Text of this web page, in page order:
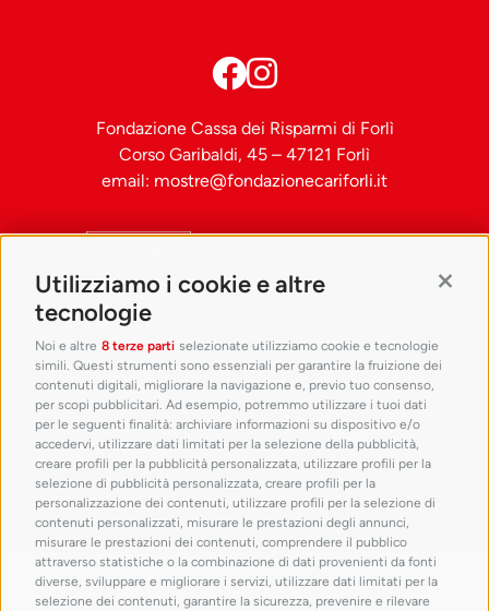
Utilizziamo i cookie e altre
tecnologie
Noi e altre 8 terze parti selezionate utilizziamo cookie e tecnologie
simili. Questi strumenti sono essenziali per garantire la fruizione dei
contenuti digitali, migliorare la navigazione e, previo tuo consenso,
per scopi pubblicitari. Ad esempio, potremmo utilizzare i tuoi dati
per le seguenti finalità: archiviare informazioni su dispositivo e/o
accedervi, utilizzare dati limitati per la selezione della pubblicità,
creare profili per la pubblicità personalizzata, utilizzare profili per la
selezione di pubblicità personalizzata, creare profili per la
personalizzazione dei contenuti, utilizzare profili per la selezione di
contenuti personalizzati, misurare le prestazioni degli annunci,
misurare le prestazioni dei contenuti, comprendere il pubblico
attraverso statistiche o la combinazione di dati provenienti da fonti
diverse, sviluppare e migliorare i servizi, utilizzare dati limitati per la
selezione dei contenuti, garantire la sicurezza, prevenire e rilevare
Fondazione Cassa dei Risparmi di Forlì
Corso Garibaldi, 45 – 47121 Forlì
email: mostre@fondazionecariforli.it
con il patrocinio di